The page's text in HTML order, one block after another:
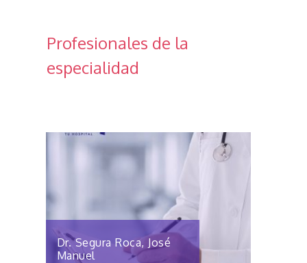
Profesionales de la
especialidad
Dr. Segura Roca, José
Manuel